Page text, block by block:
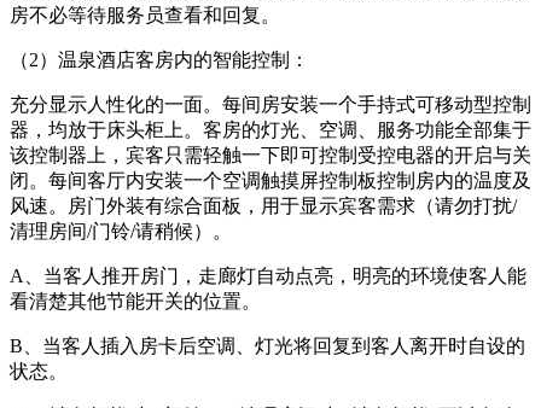
房不必等待服务员查看和回复。
（2）温泉酒店客房内的智能控制：
充分显示人性化的一面。每间房安装一个手持式可移动型控制
器，均放于床头柜上。客房的灯光、空调、服务功能全部集于
该控制器上，宾客只需轻触一下即可控制受控电器的开启与关
闭。每间客厅内安装一个空调触摸屏控制板控制房内的温度及
风速。房门外装有综合面板，用于显示宾客需求（请勿打扰/
清理房间/门铃/请稍候）。
A、当客人推开房门，走廊灯自动点亮，明亮的环境使客人能
看清楚其他节能开关的位置。
B、当客人插入房卡后空调、灯光将回复到客人离开时自设的
状态。